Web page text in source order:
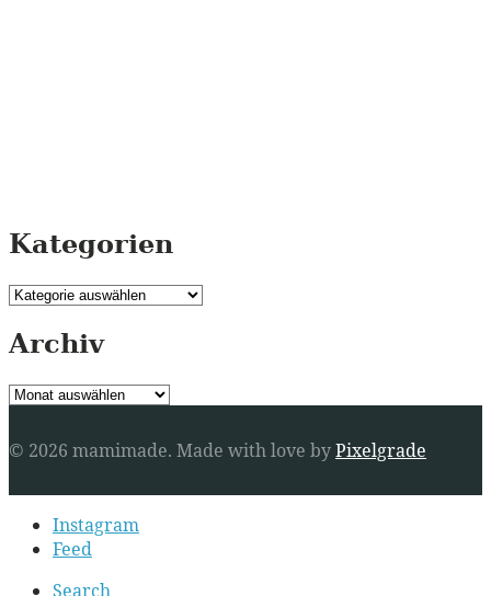
Kategorien
Kategorien
Archiv
Archiv
© 2026 mamimade. Made with love byPixelgrade
Secondary
navigationInstagram
Feed
Search